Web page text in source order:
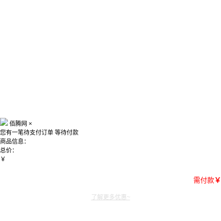
佰腾网 ×
您有一笔待支付订单 等待付款
商品信息：
总价：
￥
需付款￥
了解更多优惠~